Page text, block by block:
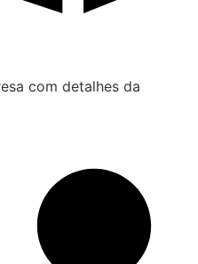
com detalhes da